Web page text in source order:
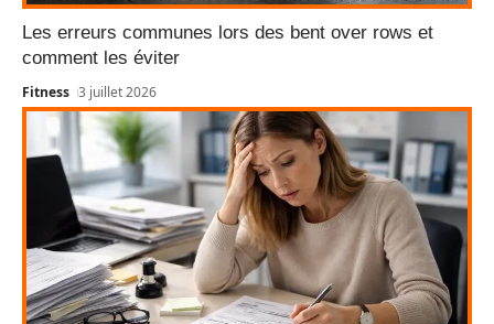
Les erreurs communes lors des bent over rows et
comment les éviter
Fitness 3 juillet 2026